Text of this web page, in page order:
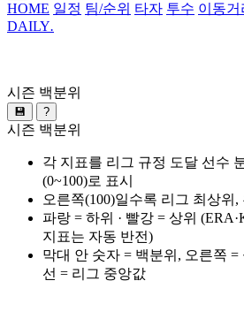
HOME 일정 팀/순위 타자 투수 이동거
DAILY.
시즌 백분위
💾 ?
시즌 백분위
각 지표를 리그 규정 도달 선수
(0~100)로 표시
오른쪽(100)일수록 리그 최상위,
파랑 = 하위 · 빨강 = 상위
지표는 자동 반전)
막대 안 숫자 = 백분위, 오른쪽
선 = 리그 중앙값